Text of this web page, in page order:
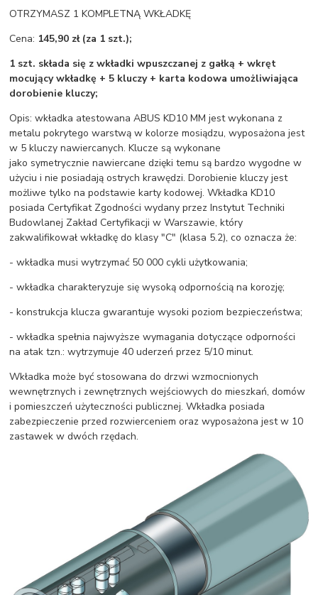
OTRZYMASZ 1 KOMPLETNĄ WKŁADKĘ
Cena: 145,90 zł (za 1 szt.);
1 szt. składa się z wkładki wpuszczanej z gałką + wkręt
mocujący wkładkę + 5 kluczy + karta kodowa umożliwiająca
dorobienie kluczy;
Opis: wkładka atestowana ABUS KD10 MM jest wykonana z
metalu pokrytego warstwą w kolorze mosiądzu, wyposażona jest
w 5 kluczy nawiercanych. Klucze są wykonane
jako symetrycznie nawiercane dzięki temu są bardzo wygodne w
użyciu i nie posiadają ostrych krawędzi. Dorobienie kluczy jest
możliwe tylko na podstawie karty kodowej. Wkładka KD10
posiada Certyfikat Zgodności wydany przez Instytut Techniki
Budowlanej Zakład Certyfikacji w Warszawie, który
zakwalifikował wkładkę do klasy "C" (klasa 5.2), co oznacza że:
- wkładka musi wytrzymać 50 000 cykli użytkowania;
- wkładka charakteryzuje się wysoką odpornością na korozję;
- konstrukcja klucza gwarantuje wysoki poziom bezpieczeństwa;
- wkładka spełnia najwyższe wymagania dotyczące odporności
na atak tzn.: wytrzymuje 40 uderzeń przez 5/10 minut.
Wkładka może być stosowana do drzwi wzmocnionych
wewnętrznych i zewnętrznych wejściowych do mieszkań, domów
i pomieszczeń użyteczności publicznej. Wkładka posiada
zabezpieczenie przed rozwierceniem oraz wyposażona jest w 10
zastawek w dwóch rzędach.